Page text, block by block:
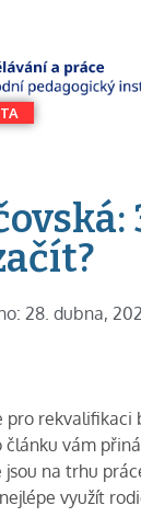
28. dubna,
pro
vám
na trhu
využít